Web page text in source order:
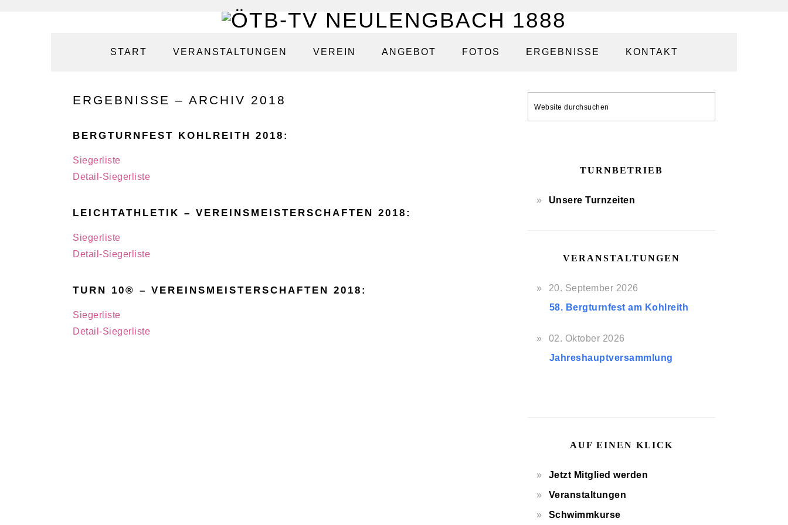
START VERANSTALTUNGEN VEREIN ANGEBOT FOTOS ERGEBNISSE KONTAKT
ERGEBNISSE – ARCHIV 2018
BERGTURNFEST KOHLREITH 2018:
Siegerliste
Detail-Siegerliste
LEICHTATHLETIK – VEREINSMEISTERSCHAFTEN 2018:
Siegerliste
Detail-Siegerliste
TURN 10® – VEREINSMEISTERSCHAFTEN 2018:
Siegerliste
Detail-Siegerliste
Website
durchsuchen
TURNBETRIEB
Unsere Turnzeiten
VERANSTALTUNGEN
20. September 2026
58. Bergturnfest am Kohlreith
02. Oktober 2026
Jahreshauptversammlung
AUF EINEN KLICK
Jetzt Mitglied werden
Veranstaltungen
Schwimmkurse